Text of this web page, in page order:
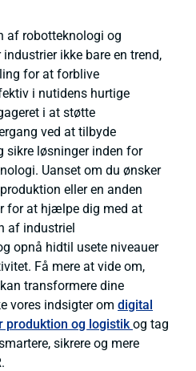
af robotteknologi og
ikke bare en trend,
for at forblive
i nutidens hurtige
i at støtte
ved at tilbyde
sikre løsninger inden for
Uanset om du ønsker
eller en anden
for at hjælpe dig med at
af industriel
opnå hidtil usete niveauer
Få mere at vide om,
transformere dine
vores indsigter om digital
produktion og logistikog tag
sikrere og mere